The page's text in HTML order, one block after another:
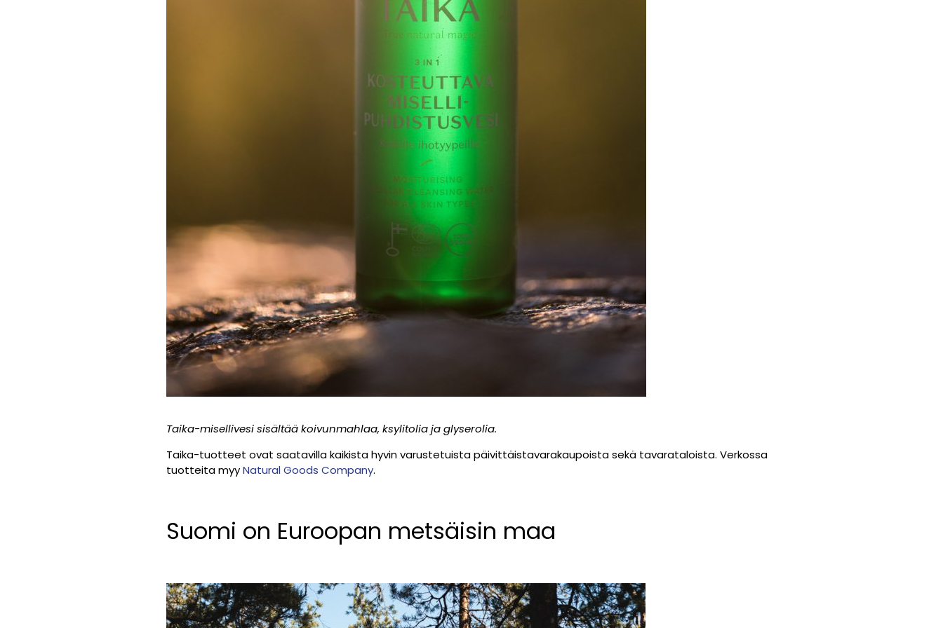
Taika-misellivesi sisältää koivunmahlaa, ksylitolia ja glyserolia.
Taika-tuotteet ovat saatavilla kaikista hyvin varustetuista päivittäistavarakaupoista sekä tavarataloista. Verkossa
tuotteita myyNatural Goods Company.
Suomi on Euroopan metsäisin maa